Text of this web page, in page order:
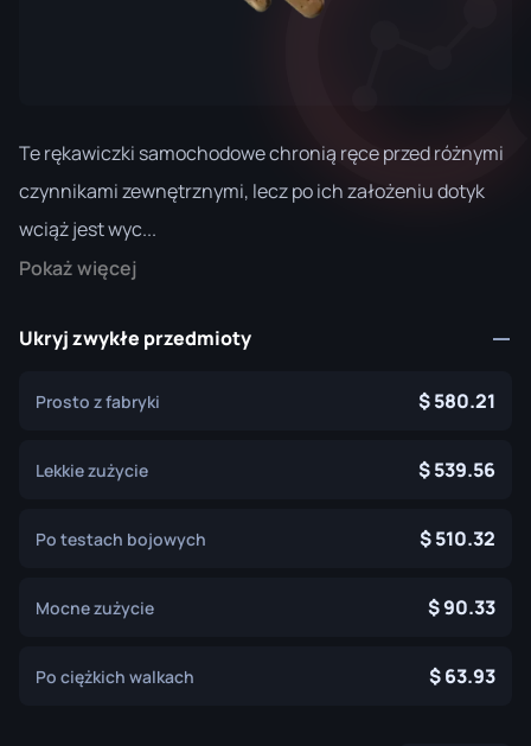
Te rękawiczki samochodowe chronią ręce przed różnymi
czynnikami zewnętrznymi, lecz po ich założeniu dotyk
wciąż jest wyc...
Pokaż więcej
Ukryj zwykłe przedmioty
Prosto z fabryki 580.21
Lekkie zużycie 539.56
Po testach bojowych 510.32
Mocne zużycie 90.33
Po ciężkich walkach 63.93